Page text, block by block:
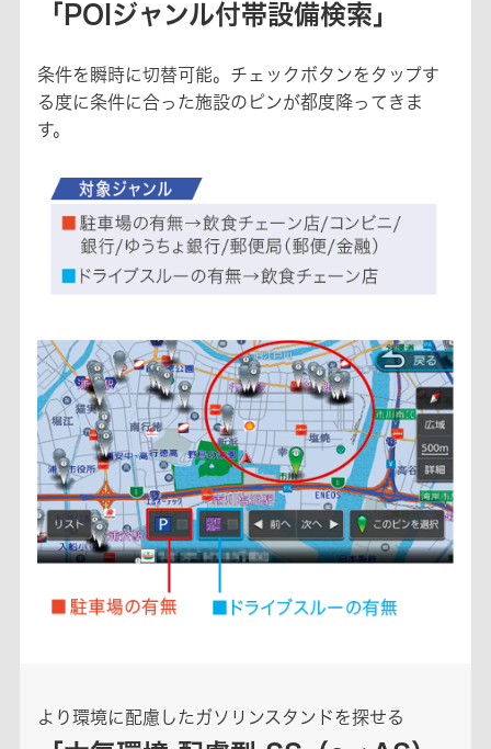
「POIジャンル付帯設備検索」
条件を瞬時に切替可能。チェックボタンをタップす
る度に条件に合った施設のピンが都度降ってきま
す。
より環境に配慮したガソリンスタンドを探せる